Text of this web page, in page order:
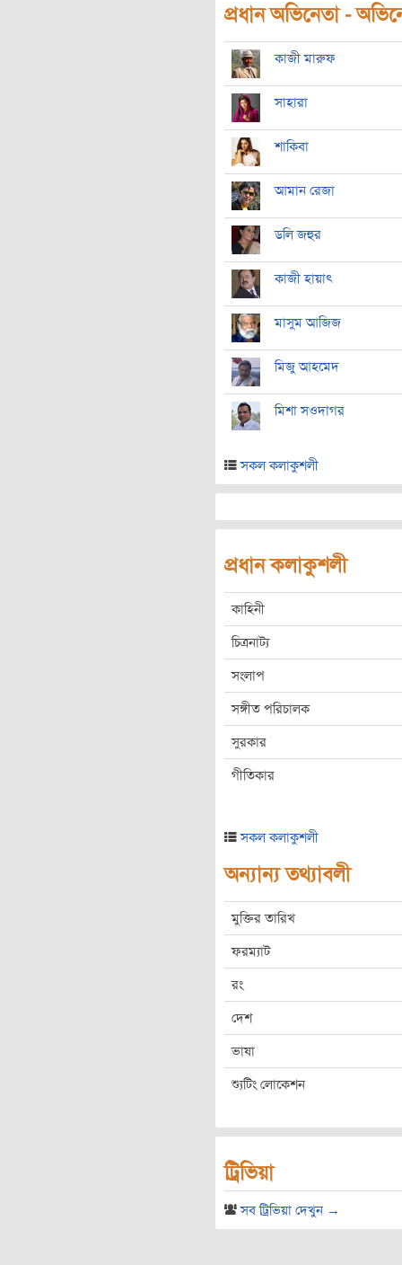
প্রধান অভিনেতা -
কাজী মারুফ
সাহারা
শাকিবা
আমান রেজা
ডলি জহুর
কাজী হায়াৎ
মাসুম আজিজ
মিজু আহমেদ
মিশা সওদাগর
সকল কলাকুশলী
প্রধান কলাকুশলী
কাহিনী
চিত্রনাট্য
সংলাপ
সঙ্গীত পরিচালক
সুরকার
গীতিকার
সকল কলাকুশলী
অন্যান্য তথ্যাবলী
মুক্তির তারিখ
ফরম্যাট
রং
দেশ
ভাষা
শ্যুটিং লোকেশন
ট্রিভিয়া
সব ট্রিভিয়া দেখুন →